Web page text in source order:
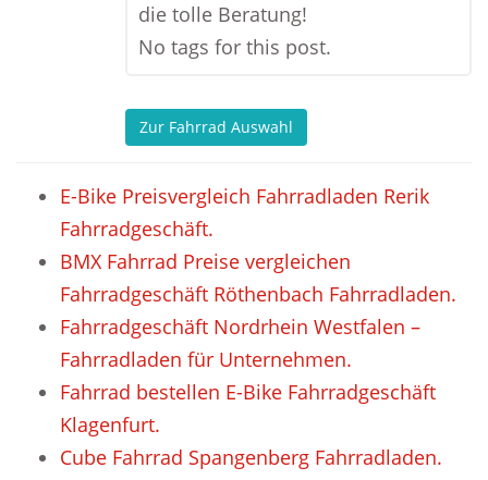
die tolle Beratung!
No tags for this post.
Zur Fahrrad Auswahl
E-Bike Preisvergleich Fahrradladen Rerik
Fahrradgeschäft.
BMX Fahrrad Preise vergleichen
Fahrradgeschäft Röthenbach Fahrradladen.
Fahrradgeschäft Nordrhein Westfalen –
Fahrradladen für Unternehmen.
Fahrrad bestellen E-Bike Fahrradgeschäft
Klagenfurt.
Cube Fahrrad Spangenberg Fahrradladen.